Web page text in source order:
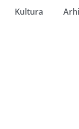
Kultura